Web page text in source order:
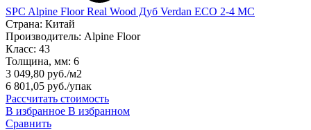
SPC Alpine Floor Real Wood Дуб Verdan ECO 2-4 MC
Страна: Китай
Производитель: Alpine Floor
Класс: 43
Толщина, мм: 6
3 049,80 руб./м2
6 801,05 руб./упак
Рассчитать стоимость
В избранное В избранном
Сравнить